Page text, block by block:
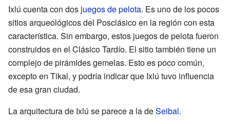
Ixlú cuenta con dos juegos de pelota. Es uno de los pocos
sitios arqueológicos del Posclásico en la región con esta
característica. Sin embargo, estos juegos de pelota fueron
construidos en el Clásico Tardío. El sitio también tiene un
complejo de pirámides gemelas. Esto es poco común,
excepto en Tikal, y podría indicar que Ixlú tuvo influencia
de esa gran ciudad.
La arquitectura de Ixlú se parece a la deSeibal.